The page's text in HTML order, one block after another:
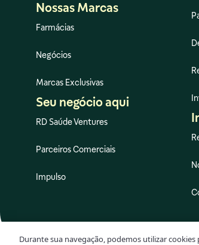
Nossas Marcas
Farmácias
Negócios
Marcas Exclusivas
Seu negócio aqui
RD Saúde Ventures
Parceiros Comerciais
Impulso
Durante sua navegação, podemos utilizar